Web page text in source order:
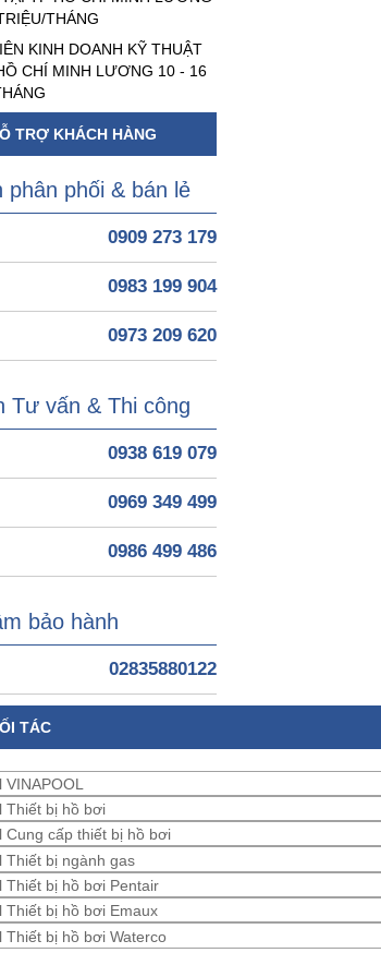
THÁNG
KINH DOANH KỸ THUẬT
CHÍ MINH LƯƠNG 10 - 16
TRỢ KHÁCH HÀNG
phân phối & bán lẻ
0909 273 179
0983 199 904
0973 209 620
Tư vấn & Thi công
0938 619 079
0969 349 499
0986 499 486
bảo hành
02835880122
TÁC